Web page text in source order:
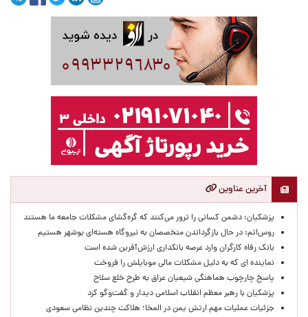
آخرین عناوین
پزشکیان: دشمن کسانی را ترور می‌کنند که گره‌گشای مشکلات جامعه ما هستند
روس‌اتم: در حال بازگرداندن متخصصان به نیروگاه هسته‌ای بوشهر هستیم
بانک رفاه کارگران وارد عرصه بانکداری ارزش‌آفرین شده است
نماینده ای که به دلیل مشکلات مالی موبایلش را فروخت
پاسخ چارچوب هماهنگی شیعیان عراق به طرح خلع سلاح
پزشکیان با رهبر معظم انقلاب اسلامی دیدار و گفت‌وگو کرد
جزئیات عملیات مهم ارتش یمن در المخا؛ هلاکت چندین نظامی سعودی